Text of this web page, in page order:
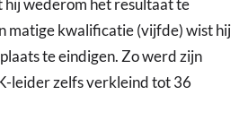
hij wederom het resultaat te
matige kwalificatie (vijfde) wist hij
te eindigen. Zo werd zijn
leider zelfs verkleind tot 36